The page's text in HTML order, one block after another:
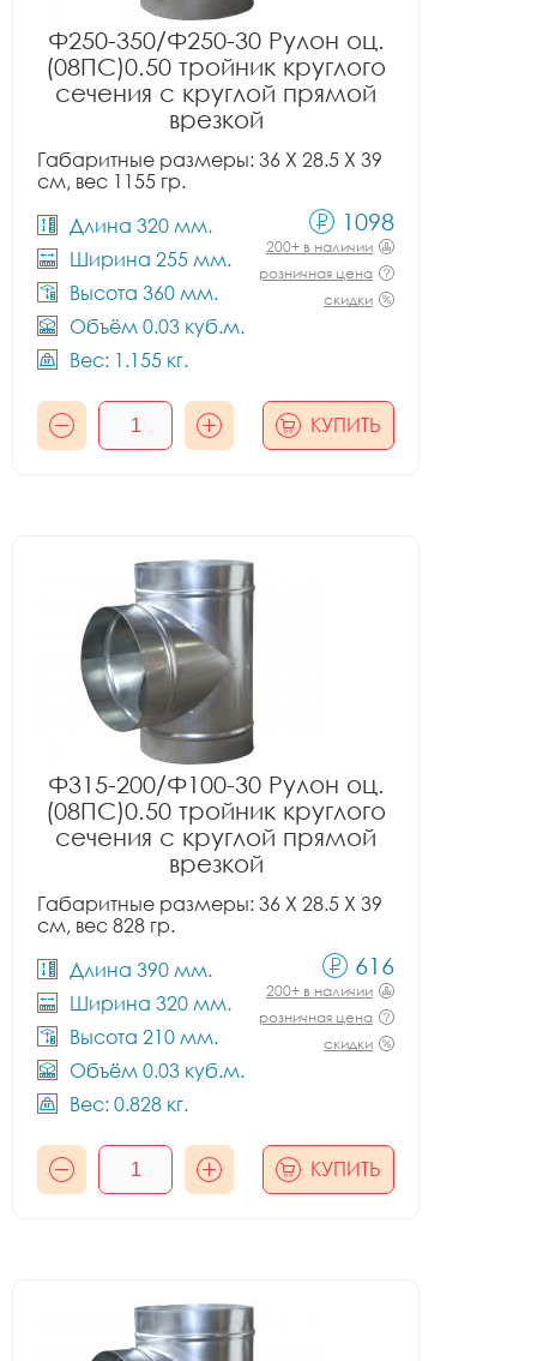
Ф250-350/Ф250-30 Рулон оц.
(08ПС)0.50 тройник круглого
сечения с круглой прямой
врезкой
Габаритные размеры: 36 X 28.5 X 39
см, вес 1155 гр.
Длина 320 мм.
Ширина 255 мм.
Высота 360 мм.
Объём 0.03 куб.м.
Вес: 1.155 кг.
1098
200+ в наличии
розничная цена
скидки
КУПИТЬ
Ф315-200/Ф100-30 Рулон оц.
(08ПС)0.50 тройник круглого
сечения с круглой прямой
врезкой
Габаритные размеры: 36 X 28.5 X 39
см, вес 828 гр.
Длина 390 мм.
Ширина 320 мм.
Высота 210 мм.
Объём 0.03 куб.м.
Вес: 0.828 кг.
616
200+ в наличии
розничная цена
скидки
КУПИТЬ